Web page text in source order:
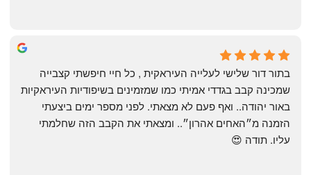
שי
4 months ago
עליו. תודה 😍